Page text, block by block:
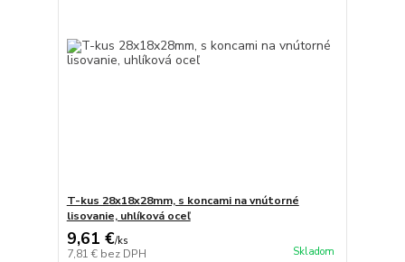
T-kus 28x18x28mm, s koncami na vnútorné
lisovanie, uhlíková oceľ
9,61 €/ks
7,81 € bez DPH Skladom